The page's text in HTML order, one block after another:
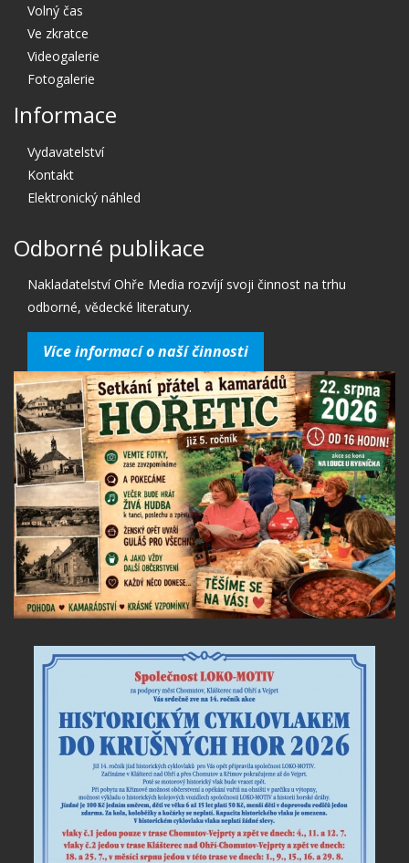
Volný čas
Ve zkratce
Videogalerie
Fotogalerie
Informace
Vydavatelství
Kontakt
Elektronický náhled
Odborné publikace
Nakladatelství Ohře Media rozvíjí svoji činnost na trhu
odborné, vědecké literatury.
Více informací o naší činnosti